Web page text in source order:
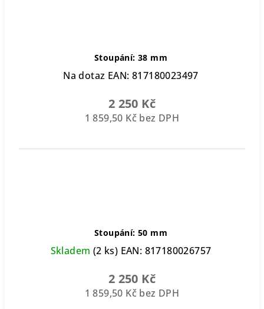
Stoupání: 38 mm
Na dotaz EAN: 817180023497
2 250 Kč
1 859,50 Kč bez DPH
Stoupání: 50 mm
Skladem (2 ks) EAN: 817180026757
2 250 Kč
1 859,50 Kč bez DPH